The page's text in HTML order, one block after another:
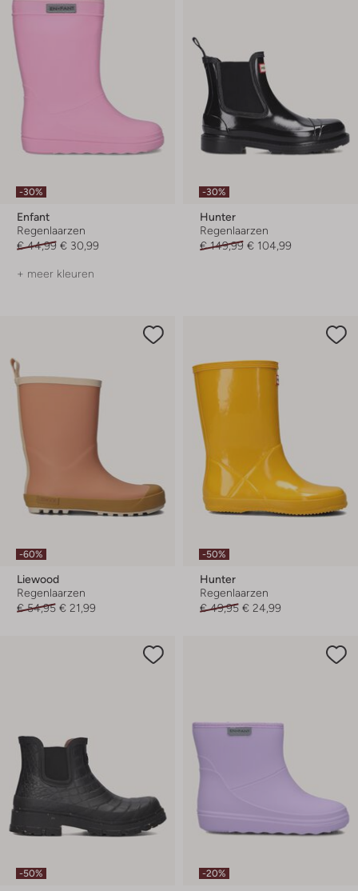
-30%
Enfant
Regenlaarzen
€ 44,99 € 30,99
+ meer kleuren
-30%
Hunter
Regenlaarzen
€ 149,99 € 104,99
-60%
Liewood
Regenlaarzen
€ 54,95 € 21,99
-50%
Hunter
Regenlaarzen
€ 49,95 € 24,99
-50% -20%